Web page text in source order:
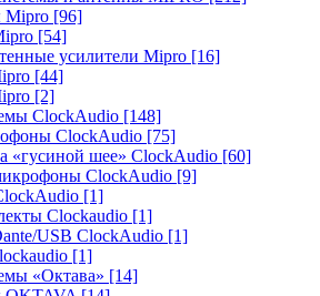
Mipro [96]
[54]
усилители Mipro [16]
[44]
[2]
ClockAudio [148]
ClockAudio [75]
«гусиной шее» ClockAudio [60]
ClockAudio [9]
[1]
Clockaudio [1]
USB ClockAudio [1]
[1]
«Октава» [14]